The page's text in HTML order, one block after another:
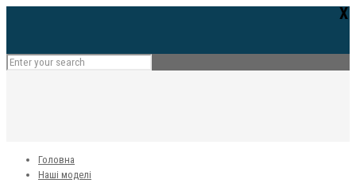
Головна
Наші моделі
Х